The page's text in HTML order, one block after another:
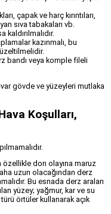
çapak ve harç kırıntıları,
sıva tabakaları vb.
kazınmalı, bu
bandı veya komple fileli
gövde ve yüzeyleri mutlaka
Koşulları,
özellikle don olayına maruz
uzun olacağından derz
Bu esnada derz araları
yüzey; yağmur, kar ve su
örtüler kullanarak açık